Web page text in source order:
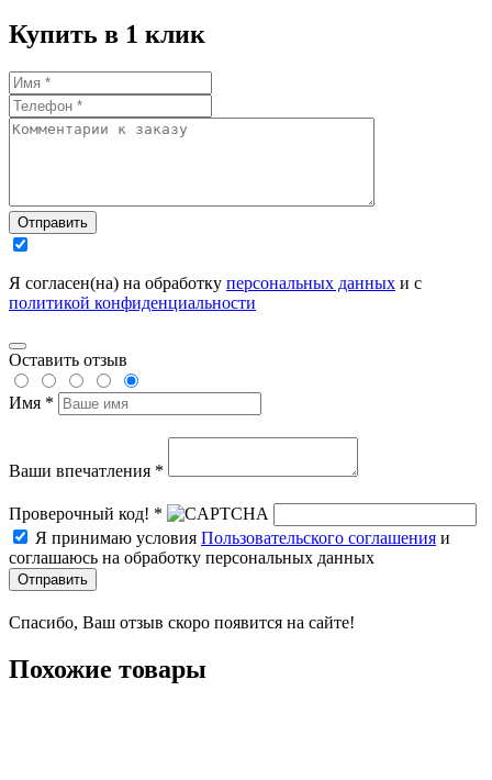
Купить в 1 клик
Отправить
Я согласен(на) на обработку персональных данных и с
политикой конфиденциальности
Оставить отзыв
Имя *
Ваши впечатления *
Проверочный код! *
Я принимаю условия Пользовательского соглашения и
соглашаюсь на обработку персональных данных
Отправить
Спасибо, Ваш отзыв скоро появится на сайте!
Похожие товары